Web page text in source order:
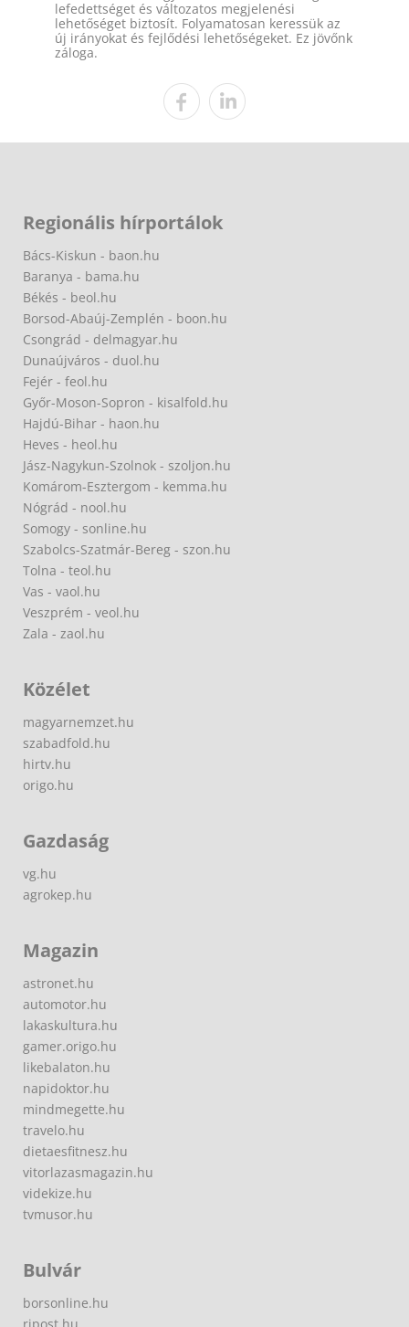
lefedettséget és változatos megjelenési
lehetőséget biztosít. Folyamatosan keressük az
új irányokat és fejlődési lehetőségeket. Ez jövőnk
záloga.
Regionális hírportálok
Bács-Kiskun - baon.hu
Baranya - bama.hu
Békés - beol.hu
Borsod-Abaúj-Zemplén - boon.hu
Csongrád - delmagyar.hu
Dunaújváros - duol.hu
Fejér - feol.hu
Győr-Moson-Sopron - kisalfold.hu
Hajdú-Bihar - haon.hu
Heves - heol.hu
Jász-Nagykun-Szolnok - szoljon.hu
Komárom-Esztergom - kemma.hu
Nógrád - nool.hu
Somogy - sonline.hu
Szabolcs-Szatmár-Bereg - szon.hu
Tolna - teol.hu
Vas - vaol.hu
Veszprém - veol.hu
Zala - zaol.hu
Közélet
magyarnemzet.hu
szabadfold.hu
hirtv.hu
origo.hu
Gazdaság
vg.hu
agrokep.hu
Magazin
astronet.hu
automotor.hu
lakaskultura.hu
gamer.origo.hu
likebalaton.hu
napidoktor.hu
mindmegette.hu
travelo.hu
dietaesfitnesz.hu
vitorlazasmagazin.hu
videkize.hu
tvmusor.hu
Bulvár
borsonline.hu